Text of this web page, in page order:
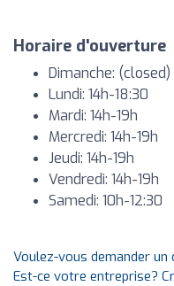
Horaire d'ouverture
Dimanche: (closed)
Lundi: 14h-18:30
Mardi: 14h-19h
Mercredi: 14h-19h
Jeudi: 14h-19h
Vendredi: 14h-19h
Samedi: 10h-12:30
Voulez-vous demander un
Est-ce votre entreprise?